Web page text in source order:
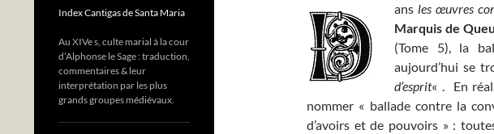
ans les œuvres
Marquis de
(Tome 5), la
aujourd’hui se
d’esprit« . En
nommer « ballade contre la
d’avoirs et de pouvoirs » :
Index Cantigas de Santa Maria
Au XIVe s, culte marial à la cour
d’Alphonse le Sage : traduction,
commentaires & leur
interprétation par les plus
grands groupes médiévaux.